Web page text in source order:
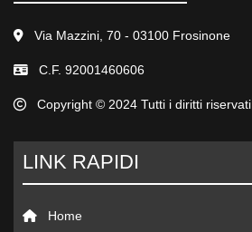
Via Mazzini, 70 - 03100 Frosinone
C.F. 92001460606
Copyright © 2024 Tutti i diritti riservati
LINK RAPIDI
Home